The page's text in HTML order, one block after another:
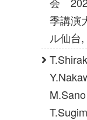
季講演
ル仙台